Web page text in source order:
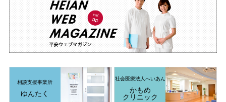
相談支援事業所
ゆんたく
社会医療法人へいあん
かもめ
クリニック